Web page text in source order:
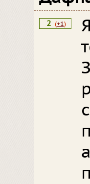
2 (+1)